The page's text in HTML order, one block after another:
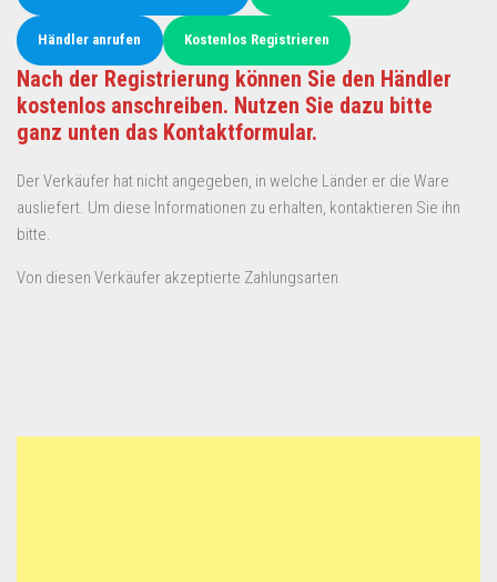
Händler anrufen Kostenlos Registrieren
Nach der Registrierung können Sie den Händler
kostenlos anschreiben. Nutzen Sie dazu bitte
ganz unten das Kontaktformular.
Der Verkäufer hat nicht angegeben, in welche Länder er die Ware
ausliefert. Um diese Informationen zu erhalten, kontaktieren Sie ihn
bitte.
Von diesen Verkäufer akzeptierte Zahlungsarten